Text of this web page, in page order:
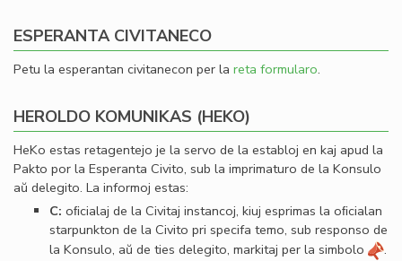
ESPERANTA CIVITANECO
Petu la esperantan civitanecon per la reta formularo.
HEROLDO KOMUNIKAS (HEKO)
HeKo estas retagentejo je la servo de la establoj en kaj apud la
Pakto por la Esperanta Civito, sub la imprimaturo de la Konsulo
aŭ delegito. La informoj estas:
C: oﬁcialaj de la Civitaj instancoj, kiuj esprimas la oﬁcialan
starpunkton de la Civito pri specifa temo, sub responso de
la Konsulo, aŭ de ties delegito, markitaj per la simbolo
.